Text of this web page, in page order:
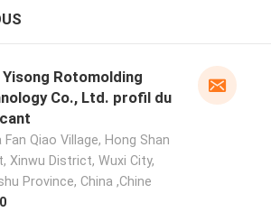
Yisong Rotomolding
Co., Ltd. profil du
Fan Qiao Village, Hong Shan
Xinwu District, Wuxi City,
Province, China ,Chine